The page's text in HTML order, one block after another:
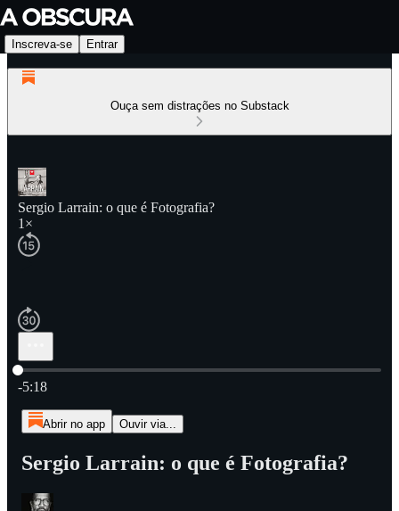
Inscreva-se Entrar
Ouça sem distrações no Substack
Sergio Larrain: o que é Fotografia?
1×
Hora atual: 0:00 / Tempo total: -5:18
-5:18
Abrir no app Ouvir via...
Sergio Larrain: o que é Fotografia?